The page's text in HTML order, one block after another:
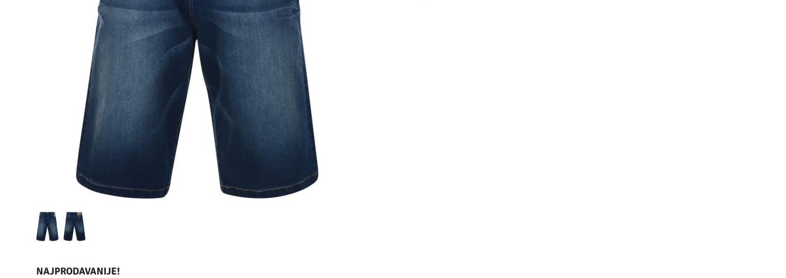
NAJPRODAVANIJE!